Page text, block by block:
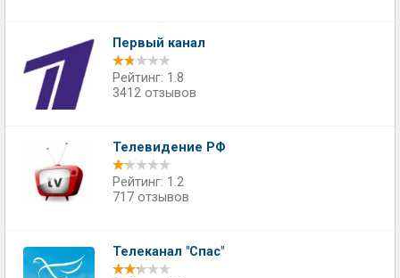
Первый канал
Рейтинг: 1.8
3412 отзывов
Телевидение РФ
Рейтинг: 1.2
717 отзывов
Телеканал "Спас"